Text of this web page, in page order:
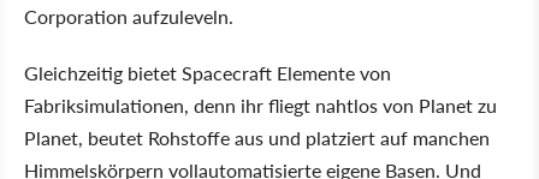
Corporation aufzuleveln.
Gleichzeitig bietet Spacecraft Elemente von
Fabriksimulationen, denn ihr fliegt nahtlos von Planet zu
Planet, beutet Rohstoffe aus und platziert auf manchen
Himmelskörpern vollautomatisierte eigene Basen. Und